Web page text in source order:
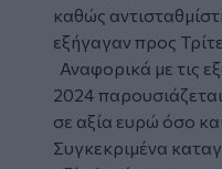
καθώς
εξήγαγαν προς
Αναφορικά με τις
2024
σε αξία ευρώ όσο
Συγκεκριμένα